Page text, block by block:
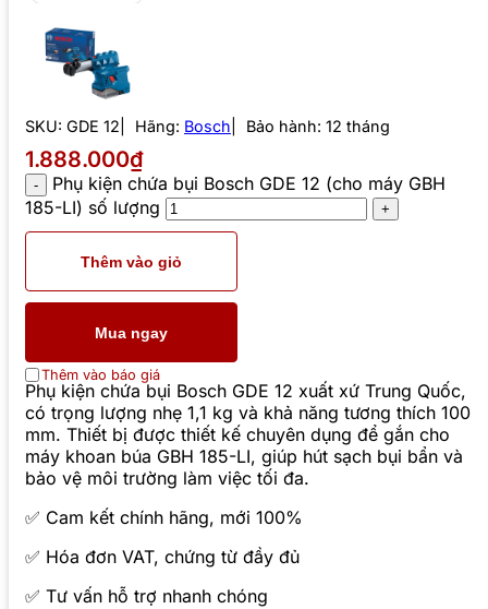
SKU: GDE 12 Hãng: Bosch Bảo hành: 12 tháng
1.888.000₫
Phụ kiện chứa bụi Bosch GDE 12 (cho máy GBH
185-LI) số lượng
Thêm vào giỏ
Mua ngay
Thêm vào báo giá
Phụ kiện chứa bụi Bosch GDE 12 xuất xứ Trung Quốc,
có trọng lượng nhẹ 1,1 kg và khả năng tương thích 100
mm. Thiết bị được thiết kế chuyên dụng để gắn cho
máy khoan búa GBH 185-LI, giúp hút sạch bụi bẩn và
bảo vệ môi trường làm việc tối đa.
✅ Cam kết chính hãng, mới 100%
✅ Hóa đơn VAT, chứng từ đầy đủ
✅ Tư vấn hỗ trợ nhanh chóng